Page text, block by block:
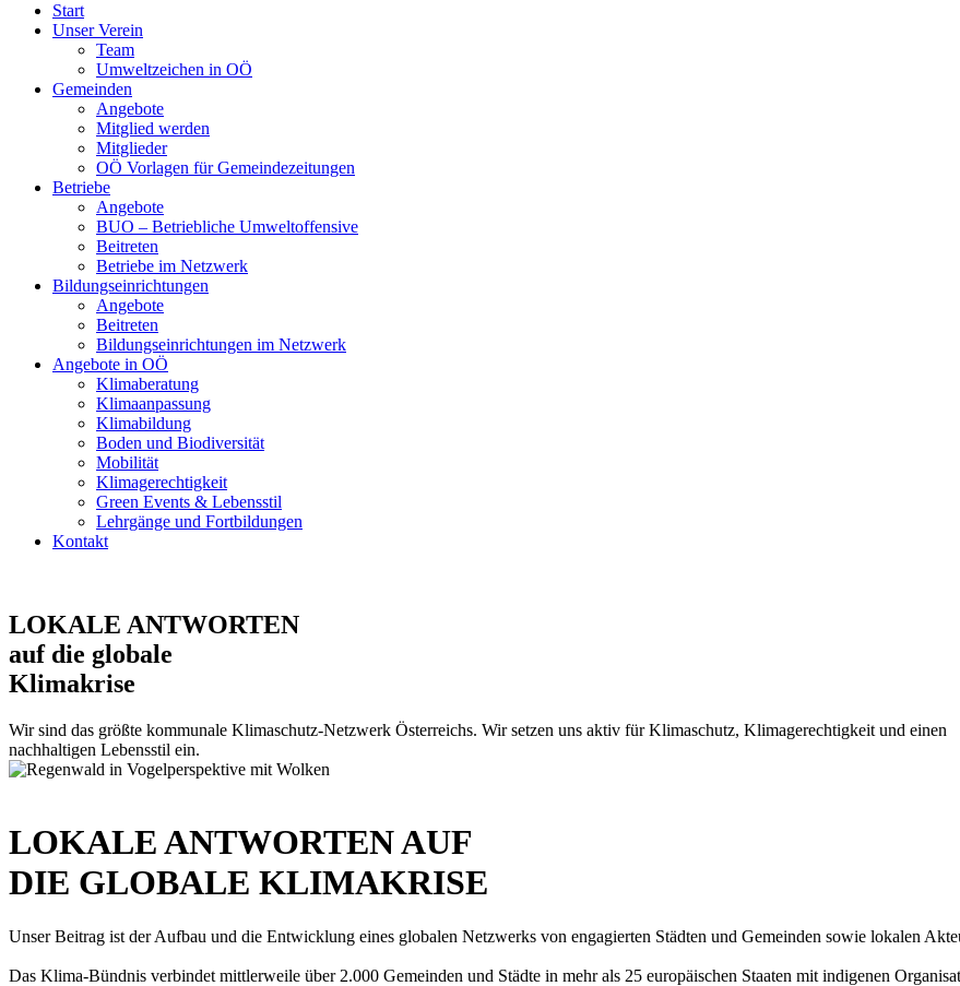
Start
Unser Verein
Team
Umweltzeichen in OÖ
Gemeinden
Angebote
Mitglied werden
Mitglieder
OÖ Vorlagen für Gemeindezeitungen
Betriebe
Angebote
BUO – Betriebliche Umweltoffensive
Beitreten
Betriebe im Netzwerk
Bildungseinrichtungen
Angebote
Beitreten
Bildungseinrichtungen im Netzwerk
Angebote in OÖ
Klimaberatung
Klimaanpassung
Klimabildung
Boden und Biodiversität
Mobilität
Klimagerechtigkeit
Green Events & Lebensstil
Lehrgänge und Fortbildungen
Kontakt
LOKALE ANTWORTEN
auf die globale
Klimakrise
Wir sind das größte kommunale Klimaschutz-Netzwerk Österreichs. Wir setzen uns aktiv für Klimaschutz, Klimagerechtigkeit und einen
nachhaltigen Lebensstil ein.
LOKALE ANTWORTEN AUF
DIE GLOBALE KLIMAKRISE
Unser Beitrag ist der Aufbau und die Entwicklung eines globalen Netzwerks von engagierten Städten und Gemeinden sowie lokalen
Das Klima-Bündnis verbindet mittlerweile über 2.000 Gemeinden und Städte in mehr als 25 europäischen Staaten mit indigenen